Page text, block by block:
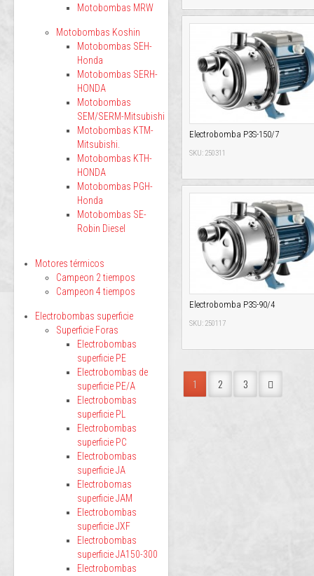
Electrobomba P3S-150/7
SKU: 250311
Electrobomba P3S-90/4
SKU: 250117
1 2 3
Motobombas MRW
Motobombas Koshin
Motobombas SEH-
Honda
Motobombas SERH-
HONDA
Motobombas
SEM/SERM-Mitsubishi
Motobombas KTM-
Mitsubishi.
Motobombas KTH-
HONDA
Motobombas PGH-
Honda
Motobombas SE-
Robin Diesel
Motores térmicos
Campeon 2 tiempos
Campeon 4 tiempos
Electrobombas superficie
Superficie Foras
Electrobombas
superficie PE
Electrobombas de
superficie PE/A
Electrobombas
superficie PL
Electrobombas
superficie PC
Electrobombas
superficie JA
Electrobomas
superficie JAM
Electrobombas
superficie JXF
Electrobombas
superficie JA150-300
Electrobombas